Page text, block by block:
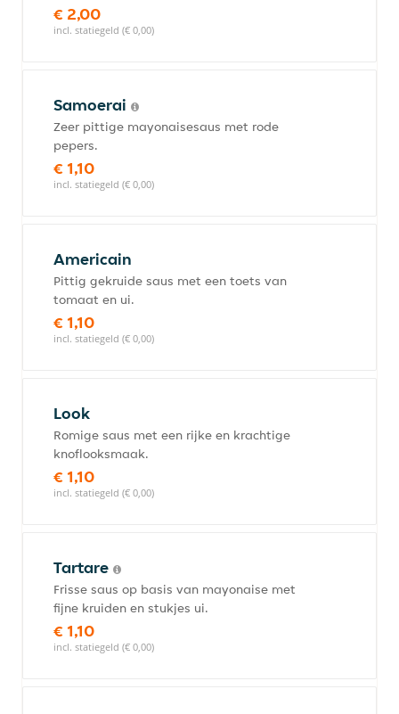
€ 2,00
incl. statiegeld (€ 0,00)
Samoerai
Zeer pittige mayonaisesaus met rode
pepers.
€ 1,10
incl. statiegeld (€ 0,00)
Americain
Pittig gekruide saus met een toets van
tomaat en ui.
€ 1,10
incl. statiegeld (€ 0,00)
Look
Romige saus met een rijke en krachtige
knoflooksmaak.
€ 1,10
incl. statiegeld (€ 0,00)
Tartare
Frisse saus op basis van mayonaise met
fijne kruiden en stukjes ui.
€ 1,10
incl. statiegeld (€ 0,00)